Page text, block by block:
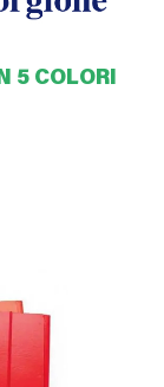
5 COLORI